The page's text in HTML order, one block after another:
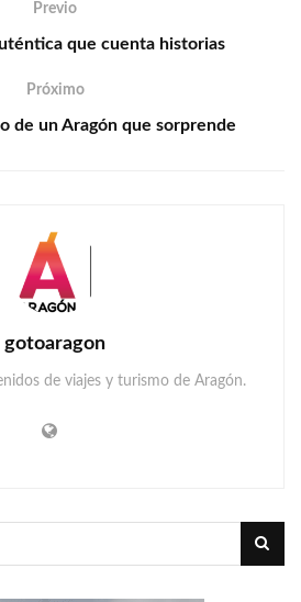
Previo
que cuenta historias
Próximo
de un Aragón que sorprende
gotoaragon
de viajes y turismo de Aragón.